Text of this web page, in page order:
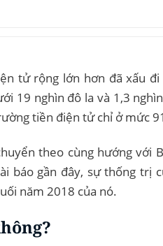
tử rộng lớn hơn đã xấu đi
19 nghìn đô la và 1,3
tiền điện tử chỉ ở mức
theo cùng hướng với
báo gần đây, sự thống trị
năm 2018 của nó.